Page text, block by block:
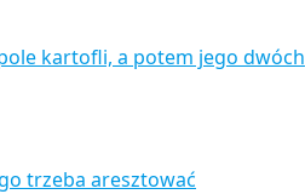
kartofli, a potem jego dwóch
trzeba aresztować